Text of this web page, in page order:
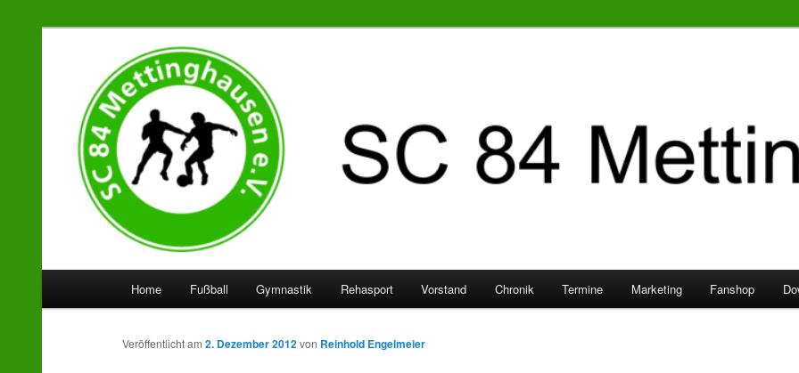
SC 84 Mettinghausen
Zum
Inhalt
Zum
sekundären
Home Fußball Gymnastik Rehasport Vorstand Chronik Termine Marketing Fanshop
Veröffentlicht am2. Dezember 2012von Reinhold Engelmeier